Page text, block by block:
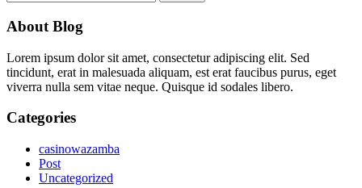
About Blog
Lorem ipsum dolor sit amet, consectetur adipiscing elit. Sed
tincidunt, erat in malesuada aliquam, est erat faucibus purus, eget
viverra nulla sem vitae neque. Quisque id sodales libero.
Categories
casinowazamba
Post
Uncategorized